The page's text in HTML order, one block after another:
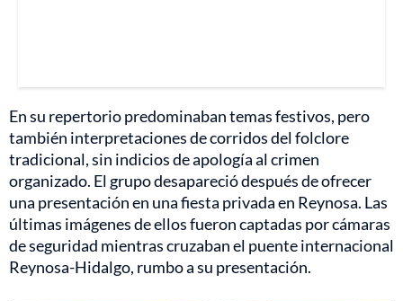
En su repertorio predominaban temas festivos, pero
también interpretaciones de corridos del folclore
tradicional, sin indicios de apología al crimen
organizado. El grupo desapareció después de ofrecer
una presentación en una fiesta privada en Reynosa. Las
últimas imágenes de ellos fueron captadas por cámaras
de seguridad mientras cruzaban el puente internacional
Reynosa-Hidalgo, rumbo a su presentación.